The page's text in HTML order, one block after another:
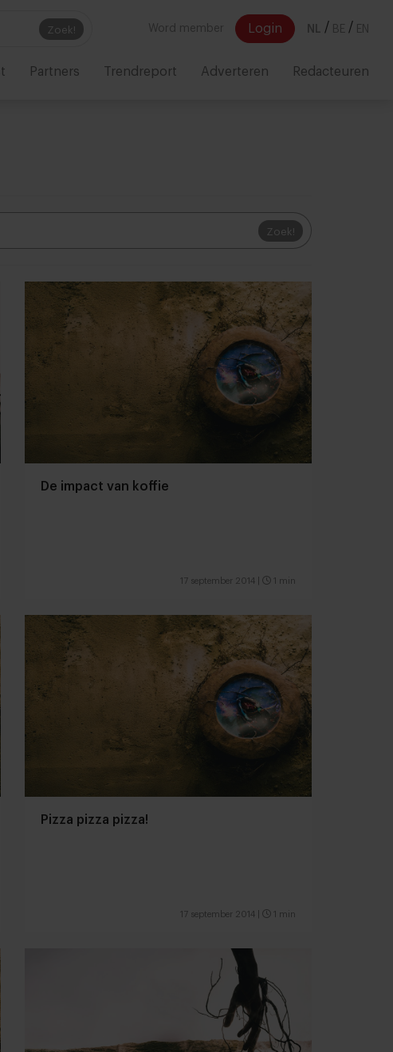
Zoek! Word member Login NL / BE / EN
Partners Trendreport Adverteren Redacteuren
Zoek!
De impact van koffie
17 september 2014 1 min
Pizza pizza pizza!
17 september 2014 1 min